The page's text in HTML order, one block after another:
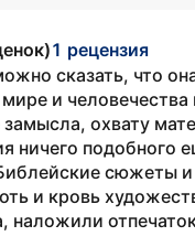
1 рецензия
сказать, что
и
замысла, охвату
ничего подобного
сюжеты
и кровь
наложили